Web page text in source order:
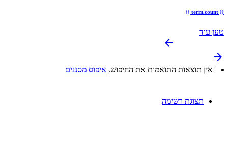
{{ term.count }}
טען עוד
arrow_backward
arrow_forward
אין תוצאות התואמות את החיפוש. איפוס מסננים
תצוגת רשימה